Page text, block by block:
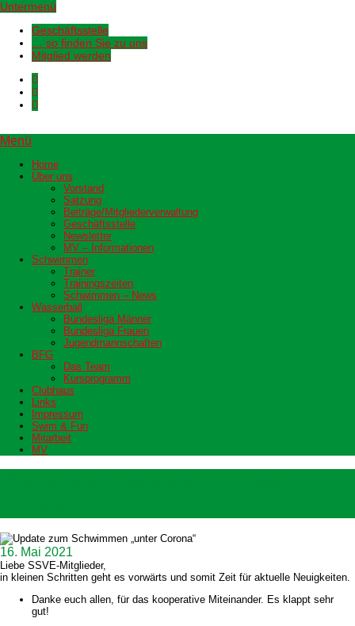
Untermenü
Geschäftsstelle
… so finden Sie zu uns
Mitglied werden
Menü
Home
Über uns
Vorstand
Satzung
Beiträge/Mitgliederverwaltung
Geschäftsstelle
Newsletter
MV – Informationen
Schwimmen
Trainer
Trainingszeiten
Schwimmen – News
Wasserball
Bundesliga Männer
Bundesliga Frauen
Jugendmannschaften
BFG
Das Team
Kursprogramm
Clubhaus
Links
Impressum
Swim & Fun
Mitarbeit
MV
16. Mai 2021
Liebe SSVE-Mitglieder,
in kleinen Schritten geht es vorwärts und somit Zeit für aktuelle Neuigkeiten.
Danke euch allen, für das kooperative Miteinander. Es klappt sehr
gut!